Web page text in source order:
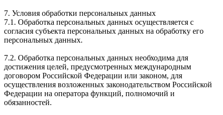
7. Условия обработки персональных данных
7.1. Обработка персональных данных осуществляется с
согласия субъекта персональных данных на обработку его
персональных данных.
7.2. Обработка персональных данных необходима для
достижения целей, предусмотренных международным
договором Российской Федерации или законом, для
осуществления возложенных законодательством Российской
Федерации на оператора функций, полномочий и
обязанностей.